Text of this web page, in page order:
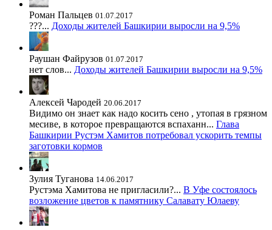
Роман Пальцев 01.07.2017
???... Доходы жителей Башкирии выросли на 9,5%
Раушан Файрузов 01.07.2017
нет слов... Доходы жителей Башкирии выросли на 9,5%
Алексей Чародей 20.06.2017
Видимо он знает как надо косить сено , утопая в грязном
месиве, в которое превращаются вспаханн... Глава
Башкирии Рустэм Хамитов потребовал ускорить темпы
заготовки кормов
Зулия Туганова 14.06.2017
Рустэма Хамитова не пригласили?... В Уфе состоялось
возложение цветов к памятнику Салавату Юлаеву